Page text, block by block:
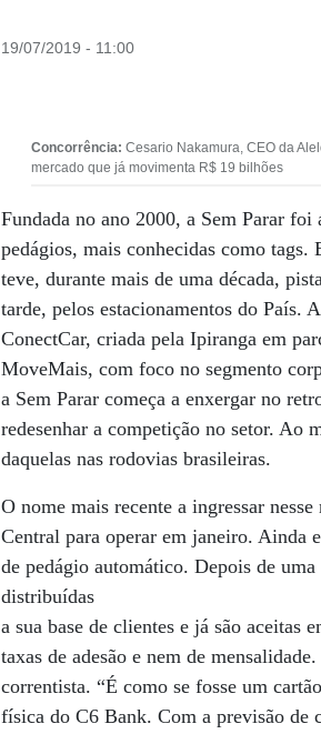
19/07/2019 - 11:00
Concorrência: Cesario Nakamura, CEO da
mercado que já movimenta R$ 19 bilhões
Fundada no ano 2000, a Sem Parar
pedágios, mais conhecidas como tags.
teve, durante mais de uma década,
tarde, pelos estacionamentos do País.
ConectCar, criada pela Ipiranga em
MoveMais, com foco no segmento
a Sem Parar começa a enxergar no
redesenhar a competição no setor. Ao
daquelas nas rodovias brasileiras.
O nome mais recente a ingressar
Central para operar em janeiro. Ainda
de pedágio automático. Depois de
distribuídas
a sua base de clientes e já são aceitas
taxas de adesão e nem de
correntista. “É como se fosse um
física do C6 Bank. Com a previsão de